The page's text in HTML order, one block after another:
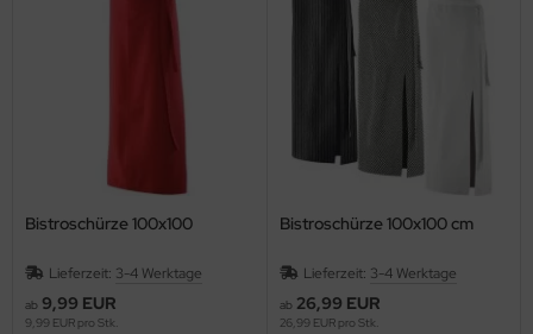
Bistroschürze 100x100
Lieferzeit: 3-4 Werktage
ab 9,99 EUR
9,99 EUR pro Stk.
Bistroschürze 100x100 cm
Lieferzeit: 3-4 Werktage
ab 26,99 EUR
26,99 EUR pro Stk.